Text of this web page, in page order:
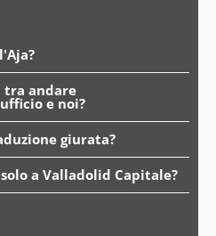
tra andare
e noi?
giurata?
a Valladolid Capitale?